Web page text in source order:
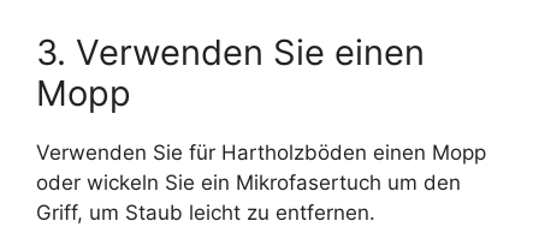
3. Verwenden Sie einen
Mopp
Verwenden Sie für Hartholzböden einen Mopp
oder wickeln Sie ein Mikrofasertuch um den
Griff, um Staub leicht zu entfernen.